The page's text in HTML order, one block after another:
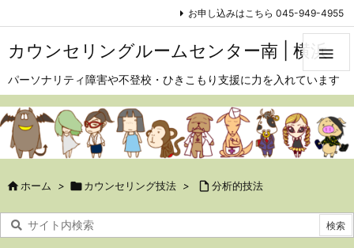

お申し込みはこちら 045-949-4955
カウンセリングルームセンター南 | 横浜
パーソナリティ障害や不登校・ひきこもり支援に力を入れています
 ホーム > カウンセリング技法 >  分析的技法